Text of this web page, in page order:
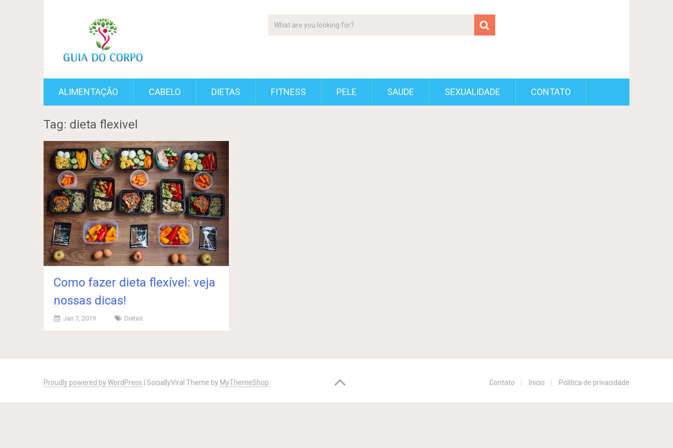
ALIMENTAÇÃO CABELO DIETAS FITNESS PELE SAUDE SEXUALIDADE CONTATO
Tag: dieta flexivel
Como fazer dieta flexível: veja
nossas dicas!
Jan 7, 2019 Dietas
navigation
Proudly powered by WordPress SociallyViral Theme by MyThemeShop Contato Inicio Política de privacidade